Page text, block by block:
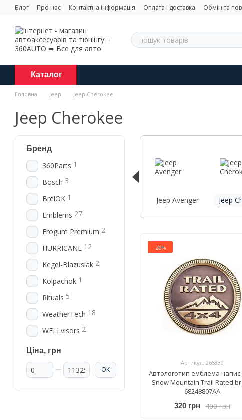
Перейти до основного контенту
Блог Про нас Контактна інформація Оплата і доставка Обмін та
Каталог
Головна Jeep Jeep Cherokee
Jeep Cherokee
Jeep Avenger Jeep
−20%
Артикул: 265830
Автологотип емблема напис
Snow Mountain Trail Rated
68248807AA
400 грн
320 грн
Бренд
360Parts 1
Bosch 3
BrelOK 1
Emblems 27
Frogum Premium 2
HURRICANE 12
Kegel-Blazusiak 2
Kolpachok 1
Rituals 5
WeatherTech 18
WELLvisors 2
Ціна, грн
Від Ціна, грн
До Ціна, грн ОК